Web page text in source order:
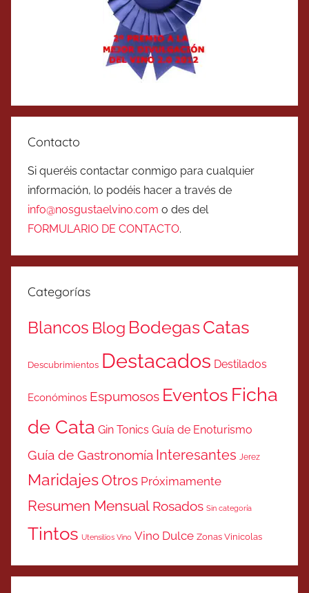
Contacto
Si queréis contactar conmigo para cualquier
información, lo podéis hacer a través de
info@nosgustaelvino.com o des del
FORMULARIO DE CONTACTO.
Categorías
Blancos Blog BodegasCatas
Descubrimientos Destacados Destilados
Económinos Espumosos Eventos Ficha
de Cata Gin Tonics Guía de Enoturismo
Guía de Gastronomía Interesantes Jerez
MaridajesOtros Próximamente
Resumen Mensual Rosados Sin categoría
Tintos Utensilios Vino Vino Dulce Zonas Vinicolas